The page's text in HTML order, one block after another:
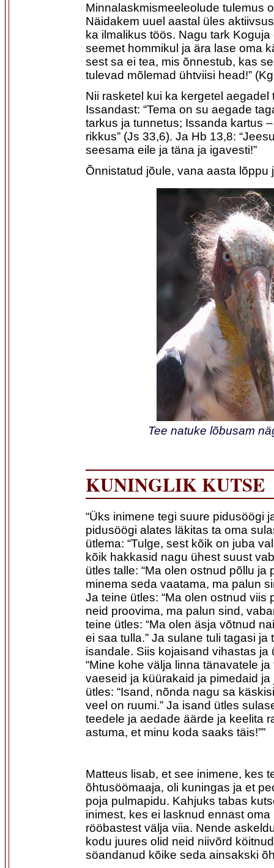
Minnalaskmismeeleolude tulemus
Näidakem uuel aastal üles
ka ilmalikus töös. Nagu tark Koguja
seemet hommikul ja ära lase oma
sest sa ei tea, mis õnnestub, kas
tulevad mõlemad ühtviisi head!”
Nii rasketel kui ka kergetel aegadel
Issandast: “Tema on su aegade
tarkus ja tunnetus; Issanda kartus
rikkus” (Js 33,6). Ja Hb 13,8:
seesama eile ja täna ja igavesti!”
Õnnistatud jõule, vana aasta lõppu
Tee natuke lõbusam
KUNINGLIK KUTSE
“Üks inimene tegi suure pidusöögi
pidusöögi alates läkitas ta oma
ütlema: “Tulge, sest kõik on juba
kõik hakkasid nagu ühest suust
ütles talle: “Ma olen ostnud põllu ja
minema seda vaatama, ma palun
Ja teine ütles: “Ma olen ostnud viis
neid proovima, ma palun sind,
teine ütles: “Ma olen äsja võtnud
ei saa tulla.” Ja sulane tuli tagasi ja
isandale. Siis kojaisand vihastas ja
“Mine kohe välja linna tänavatele
vaeseid ja küürakaid ja pimedaid ja
ütles: “Isand, nõnda nagu sa
veel on ruumi.” Ja isand ütles
teedele ja aedade äärde ja keelita
astuma, et minu koda saaks täis!””
Matteus lisab, et see inimene, kes
õhtusöömaaja, oli kuningas ja et
poja pulmapidu. Kahjuks tabas
inimest, kes ei lasknud ennast
rööbastest välja viia. Nende
kodu juures olid neid niivõrd
söandanud kõike seda ainsakski